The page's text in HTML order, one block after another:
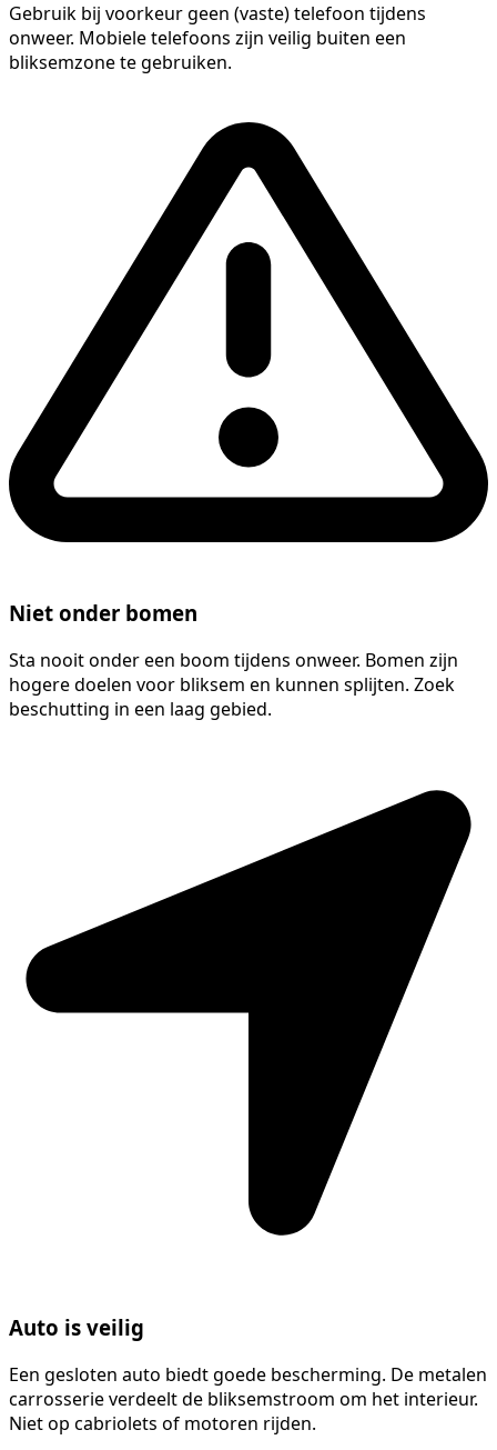
Gebruik bij voorkeur geen (vaste) telefoon tijdens
onweer. Mobiele telefoons zijn veilig buiten een
bliksemzone te gebruiken.
Niet onder bomen
Sta nooit onder een boom tijdens onweer. Bomen zijn
hogere doelen voor bliksem en kunnen splijten. Zoek
beschutting in een laag gebied.
Auto is veilig
Een gesloten auto biedt goede bescherming. De metalen
carrosserie verdeelt de bliksemstroom om het interieur.
Niet op cabriolets of motoren rijden.